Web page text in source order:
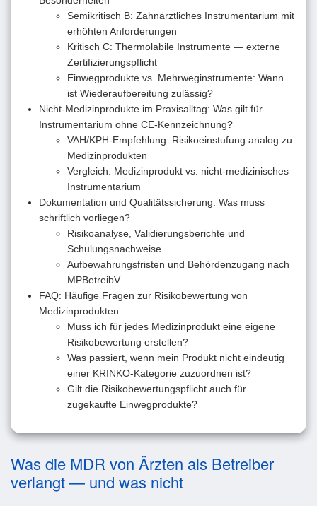
Semikritisch B: Zahnärztliches Instrumentarium mit
erhöhten Anforderungen
Kritisch C: Thermolabile Instrumente — externe
Zertifizierungspflicht
Einwegprodukte vs. Mehrweginstrumente: Wann
ist Wiederaufbereitung zulässig?
Nicht-Medizinprodukte im Praxisalltag: Was gilt für
Instrumentarium ohne CE-Kennzeichnung?
VAH/KPH-Empfehlung: Risikoeinstufung analog zu
Medizinprodukten
Vergleich: Medizinprodukt vs. nicht-medizinisches
Instrumentarium
Dokumentation und Qualitätssicherung: Was muss
schriftlich vorliegen?
Risikoanalyse, Validierungsberichte und
Schulungsnachweise
Aufbewahrungsfristen und Behördenzugang nach
MPBetreibV
FAQ: Häufige Fragen zur Risikobewertung von
Medizinprodukten
Muss ich für jedes Medizinprodukt eine eigene
Risikobewertung erstellen?
Was passiert, wenn mein Produkt nicht eindeutig
einer KRINKO-Kategorie zuzuordnen ist?
Gilt die Risikobewertungspflicht auch für
zugekaufte Einwegprodukte?
Was die MDR von Ärzten als Betreiber
verlangt — und was nicht